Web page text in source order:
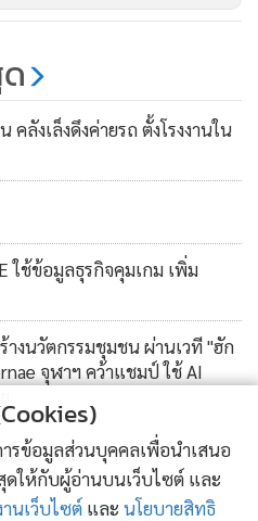
กกลุ่ม เช่น การพักชำระหนี้เงิน
นจะได้รับผลกระทบอย่างรุนแรง
าดตลอดจนการฟื้นตัวจาก
ม่แน่นอน กรุงศรียังคงมุ่งมั่นใน
ฟูสู่สภาวะปกติ" นายอาคิตะ
ง 16%
ลังเล็งดึงค่ายรถ ตั้งโรงงานใน
ใช้ข้อมูลธุรกิจคุมเกม เพิ่ม
างนวัตกรรมชุมชน ผ่านเวที "ฮัก
จุฬาฯ คว้าแชมป์ ใช้ AI
ในหมวด
ารข้อมูลส่วนบุคคลเพื่อนำเสนอ
ให้กับผู้อ่านบนเว็บไซต์ และ
านเว็บไซต์ และ นโยบายสิทธิ